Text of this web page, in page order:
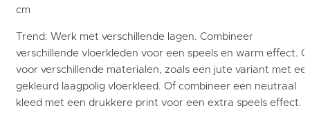
cm
Trend: Werk met verschillende lagen. Combineer
verschillende vloerkleden voor een speels en warm effect.
voor verschillende materialen, zoals een jute variant met
gekleurd laagpolig vloerkleed. Of combineer een neutraal
kleed met een drukkere print voor een extra speels effect.